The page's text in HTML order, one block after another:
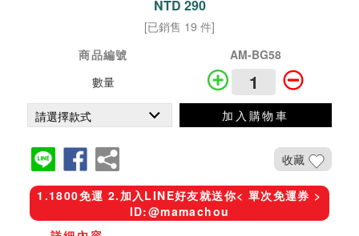
NTD 290
[已銷售 19 件]
商品編號
AM-BG58
數量
加入購物車
收藏
1.1800免運 2.加入LINE好友就送你< 單次免運券 >
ID:@mamachou